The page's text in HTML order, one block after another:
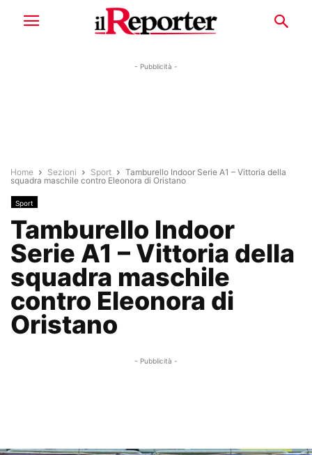
- Pubblicità -
Home Sezioni Sport
Tamburello Indoor Serie A1 – Vittoria della
squadra maschile contro Eleonora di Oristano
Sport
Tamburello Indoor
Serie A1 – Vittoria della
squadra maschile
contro Eleonora di
Oristano
- Pubblicità -